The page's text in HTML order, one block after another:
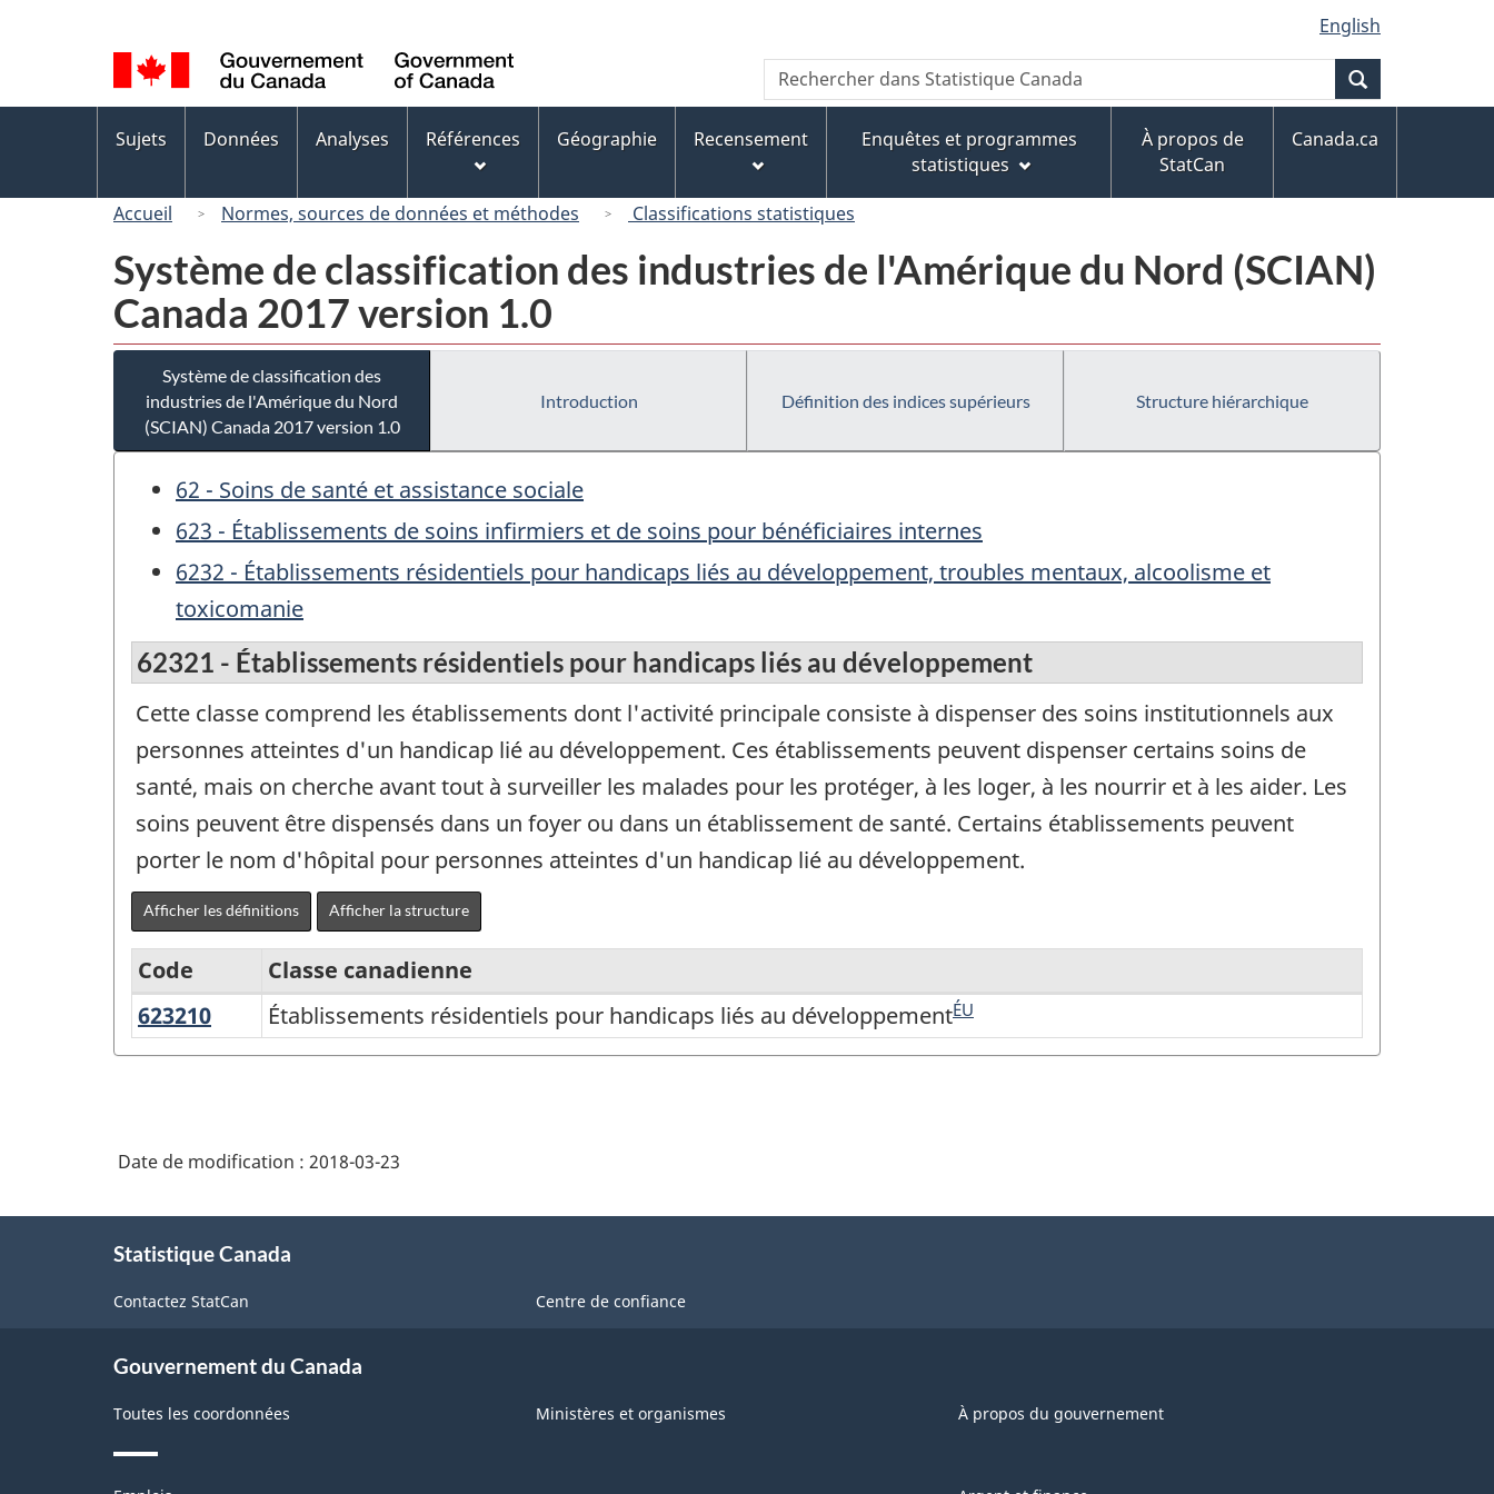
au
contenu
principal
« À
propos
de
ce
version
HTML
simplifiée
de
la
langue
English
Canada
Recherche
Rechercher
dans
Canada
des
Sujets Données Analyses Références Géographie Recensement
Enquêtes et programmes
statistiques
À propos de
StatCan
Canada.ca
Accueil Normes, sources de données et méthodes Classifications statistiques
Système de classification des industries de l'Amérique du Nord (SCIAN)
Canada 2017 version 1.0
Système de classification des
industries de l'Amérique du Nord
(SCIAN) Canada 2017 version 1.0
Introduction Définition des indices supérieurs Structure hiérarchique
62 - Soins de santé et assistance sociale
623 - Établissements de soins infirmiers et de soins pour bénéficiaires internes
6232 - Établissements résidentiels pour handicaps liés au développement, troubles mentaux, alcoolisme et
toxicomanie
62321 - Établissements résidentiels pour handicaps liés au développement
Cette classe comprend les établissements dont l'activité principale consiste à dispenser des soins institutionnels aux
personnes atteintes d'un handicap lié au développement. Ces établissements peuvent dispenser certains soins de
santé, mais on cherche avant tout à surveiller les malades pour les protéger, à les loger, à les nourrir et à les aider. Les
soins peuvent être dispensés dans un foyer ou dans un établissement de santé. Certains établissements peuvent
porter le nom d'hôpital pour personnes atteintes d'un handicap lié au développement.
Afficher les définitions Afficher la structure
Système
de
industries
l'Amérique
Nord
2017
version
Code
Classe canadienne
623210 Établissements
résidentiels
au
Établissements résidentiels pour handicaps liés au développementÉU
Date de modification : 2018-03-23
Statistique Canada
Contactez StatCan Centre de confiance
Gouvernement du Canada
Toutes les coordonnées Ministères et organismes À propos du gouvernement